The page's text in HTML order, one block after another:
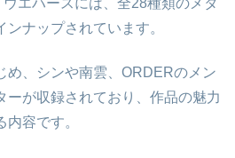
ウエハースには、全28種類のメタ
ナップされています。
め、シンや南雲、ORDERのメン
ーが収録されており、作品の魅力
容です。